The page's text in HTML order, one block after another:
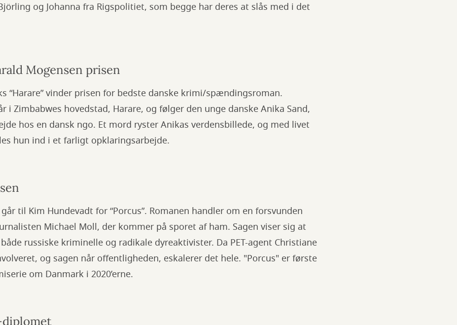
og Johanna fra Rigspolitiet, som begge har deres at slås med i det
Mogensen prisen
“Harare” vinder prisen for bedste danske krimi/spændingsroman.
i Zimbabwes hovedstad, Harare, og følger den unge danske Anika Sand,
hos en dansk ngo. Et mord ryster Anikas verdensbillede, og med livet
hun ind i et farligt opklaringsarbejde.
til Kim Hundevadt for “Porcus”. Romanen handler om en forsvunden
Michael Moll, der kommer på sporet af ham. Sagen viser sig at
russiske kriminelle og radikale dyreaktivister. Da PET-agent Christiane
og sagen når offentligheden, eskalerer det hele. "Porcus" er første
om Danmark i 2020’erne.
diplomet